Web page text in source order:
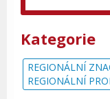
Kategorie
REGIONÁLNÍ
REGIONÁLNÍ